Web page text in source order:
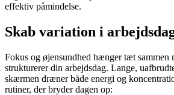
effektiv påmindelse.
Skab variation i
Fokus og øjensundhed hænger tæt sammen
strukturerer din arbejdsdag. Lange,
skærmen dræner både energi og
rutiner, der bryder dagen op: